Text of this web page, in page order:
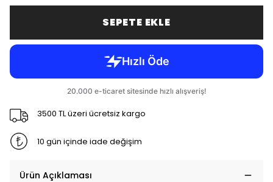
SEPETE EKLE
3500 TL üzeri ücretsiz kargo
10 gün içinde iade değişim
Ürün Açıklaması